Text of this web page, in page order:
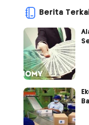
Berita